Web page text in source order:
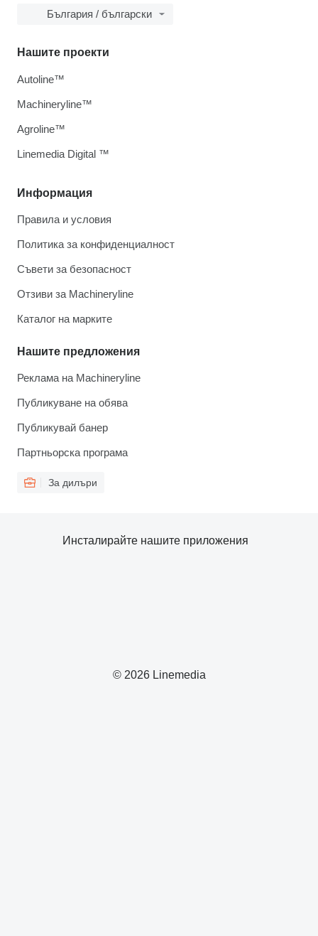
България / български
Информация
Правила и условия
Политика за конфиденциалност
Съвети за безопасност
Отзиви за Machineryline
Каталог на марките
Нашите предложения
Реклама на Machineryline
Публикуване на обява
Публикувай банер
Партньорска програма
За дилъри
Нашите проекти
Autoline™
Machineryline™
Agroline™
Linemedia Digital ™
© 2026 Linemedia
Инсталирайте нашите приложения